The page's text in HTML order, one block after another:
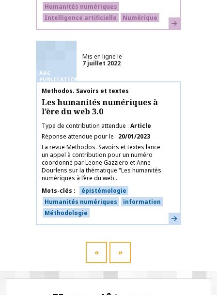
Humanités numériques
Intelligence artificielle
Numérique En savoir plus
AAC
PUBLICATIONS
Mis en ligne le
7 juillet 2022
Nom de la publication
Methodos. Savoirs et textes
Les humanités numériques à
l’ère du web 3.0
Type de contribution attendue Article
Réponse attendue pour le
20/01/2023
La revue Methodos. Savoirs et textes lance
un appel à contribution pour un numéro
coordonné par Leone Gazziero et Anne
Dourlens sur la thématique "Les humanités
numériques à l’ère du web...
Mots-clés
épistémologie
Humanités numériques
information
Méthodologie
En savoir plus
« »